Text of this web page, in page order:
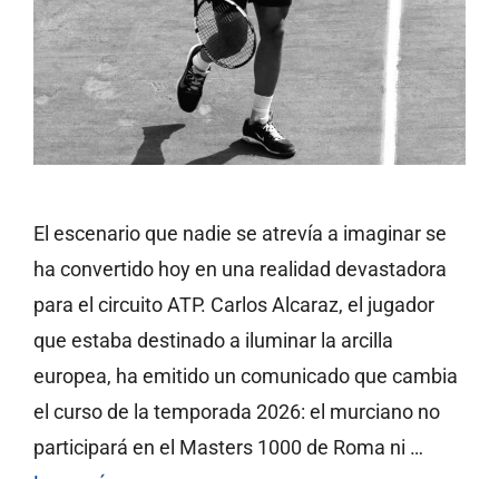
El escenario que nadie se atrevía a imaginar se
ha convertido hoy en una realidad devastadora
para el circuito ATP. Carlos Alcaraz, el jugador
que estaba destinado a iluminar la arcilla
europea, ha emitido un comunicado que cambia
el curso de la temporada 2026: el murciano no
participará en el Masters 1000 de Roma ni …